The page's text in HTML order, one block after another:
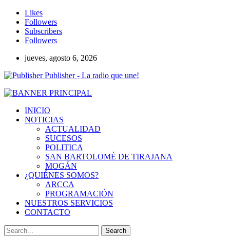
Likes
Followers
Subscribers
Followers
jueves, agosto 6, 2026
Publisher - La radio que une!
INICIO
NOTICIAS
ACTUALIDAD
SUCESOS
POLITICA
SAN BARTOLOMÉ DE TIRAJANA
MOGÁN
¿QUIÉNES SOMOS?
ARCCA
PROGRAMACIÓN
NUESTROS SERVICIOS
CONTACTO